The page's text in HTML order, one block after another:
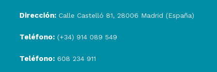
Dirección: Calle Castelló 81, 28006 Madrid (España)
Teléfono: (+34) 914 089 549
Teléfono: 608 234 911